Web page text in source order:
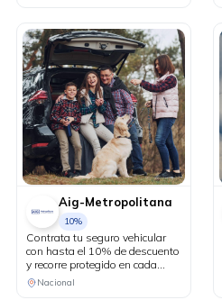
Aig-Metropolitana
10%
Contrata tu seguro vehicular
con hasta el 10% de descuento
y recorre protegido en cada
kilómetro. Adicionalmente,
recibe una revisión vehicular
Nacional